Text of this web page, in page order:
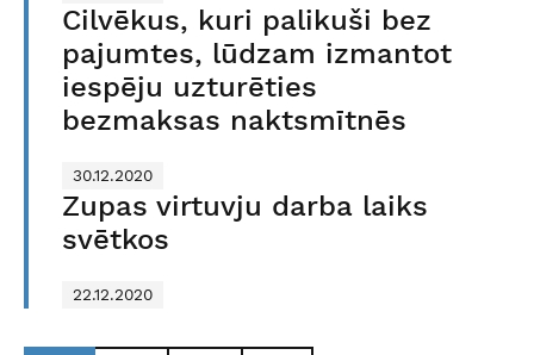
Cilvēkus, kuri palikuši bez
pajumtes, lūdzam izmantot
iespēju uzturēties
bezmaksas naktsmītnēs
30.12.2020
Zupas virtuvju darba laiks
svētkos
22.12.2020